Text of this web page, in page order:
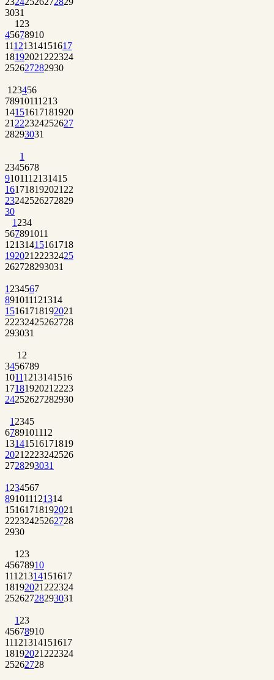
3031
1 23
45678910
11121314151617
18192021 222324
252627282930
1 23456
78910111213
14151617181920
21 222324252627
28293031
1
2345678
9101112131415
161718192021 22
23242526272829
30
1 234
567891011
12131415161718
192021 22232425
262728293031
1 234567
891011121314
15161718192021
22232425262728
293031
1 2
3456789
10111213141516
1718192021 2223
24252627282930
1 2345
6789101112
13141516171819
2021 2223242526
2728293031
1 234567
891011121314
15161718192021
22232425262728
2930
1 23
45678910
11121314151617
18192021 222324
25262728293031
1 23
45678910
11121314151617
18192021 222324
25262728